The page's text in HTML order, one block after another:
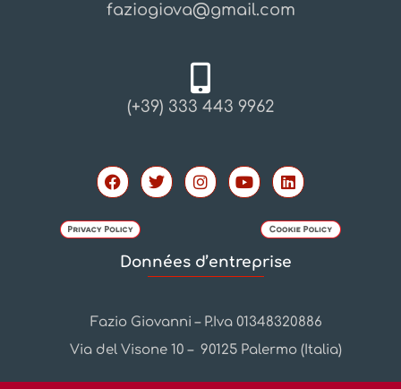
faziogiova@gmail.com
(+39) 333 443 9962
Données d’entreprise
Fazio Giovanni – P.Iva 01348320886
Via del Visone 10 – 90125 Palermo (Italia)